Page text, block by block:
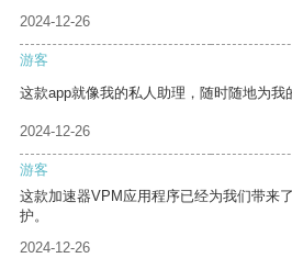
2024-12-26
游客
这款app就像我的私人助理，随时随地为我
2024-12-26
游客
这款加速器VPM应用程序已经为我们带来
护。
2024-12-26